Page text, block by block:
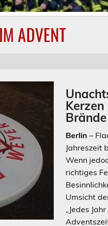
ADVENT
Brände
Berlin –
Jahreszeit
Wenn
richtiges
Umsicht
„Jedes